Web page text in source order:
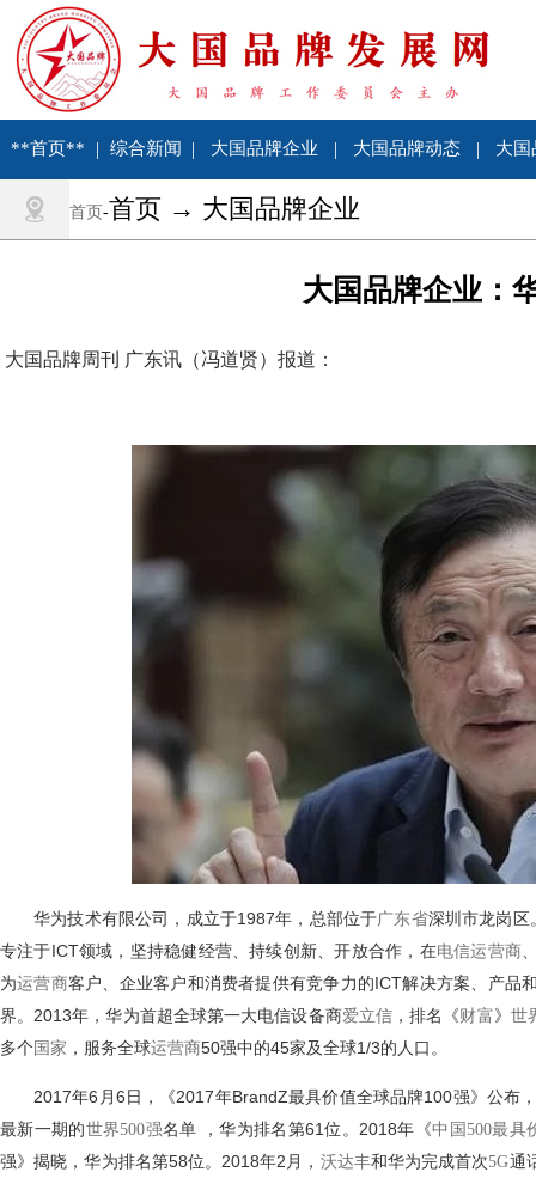
**首页** | 综合新闻 | 大国品牌企业 | 大国品牌动态 | 大国
首页 -首页 → 大国品牌企业
大国品牌企业：
大国品牌周刊 广东讯（冯道贤）报道：
华为技术有限公司，成立于1987年，总部位于广东省深圳市龙岗区
专注于ICT领域，坚持稳健经营、持续创新、开放合作，在电信运营商
为运营商客户、企业客户和消费者提供有竞争力的ICT解决方案、产品
界。2013年，华为首超全球第一大电信设备商爱立信 ，排名《财富》 世
多个 国家 ，服务全球运营商50强中的45家及全球1/3的人口。
2017年6月6日，《2017年BrandZ最具价值全球品牌100强》公布
最新一期的世界500强名单 ，华为排名第61位。2018年《中国500最具
强》揭晓，华为排名第58位。2018年2月， 沃达丰和华为完成首次5G通